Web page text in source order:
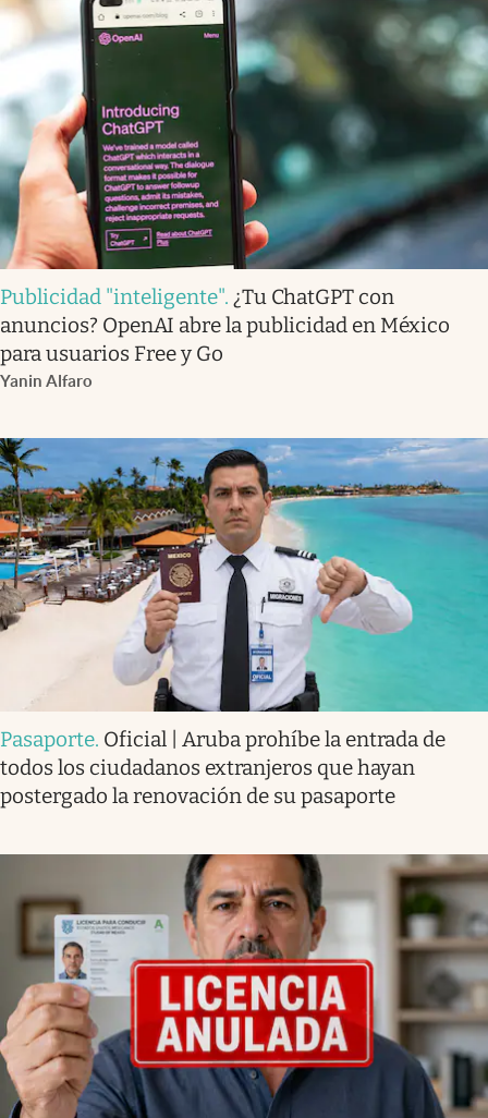
Publicidad "inteligente". ¿Tu ChatGPT con
anuncios? OpenAI abre la publicidad en México
para usuarios Free y Go
Yanin Alfaro
Pasaporte. Oficial | Aruba prohíbe la entrada de
todos los ciudadanos extranjeros que hayan
postergado la renovación de su pasaporte